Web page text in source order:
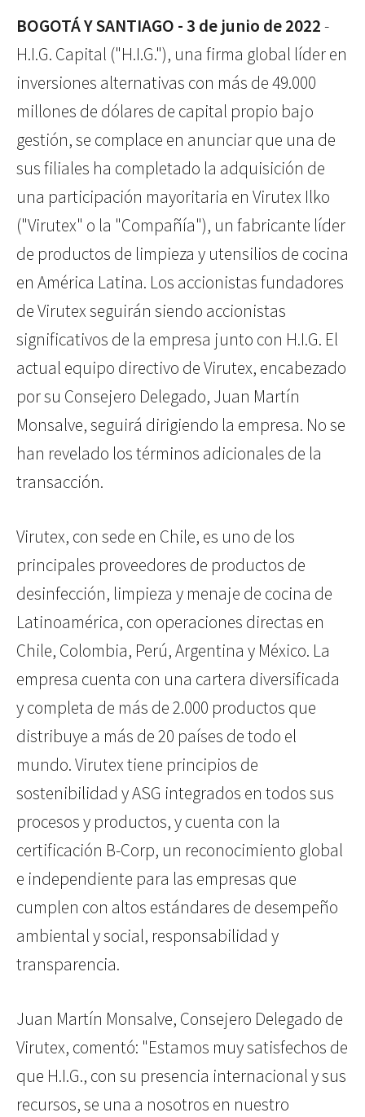
BOGOTÁ Y SANTIAGO - 3 de junio de 2022-
H.I.G. Capital ("H.I.G."), una firma global líder en
inversiones alternativas con más de 49.000
millones de dólares de capital propio bajo
gestión, se complace en anunciar que una de
sus filiales ha completado la adquisición de
una participación mayoritaria en Virutex Ilko
("Virutex" o la "Compañía"), un fabricante líder
de productos de limpieza y utensilios de cocina
en América Latina. Los accionistas fundadores
de Virutex seguirán siendo accionistas
significativos de la empresa junto con H.I.G. El
actual equipo directivo de Virutex, encabezado
por su Consejero Delegado, Juan Martín
Monsalve, seguirá dirigiendo la empresa. No se
han revelado los términos adicionales de la
transacción.
Virutex, con sede en Chile, es uno de los
principales proveedores de productos de
desinfección, limpieza y menaje de cocina de
Latinoamérica, con operaciones directas en
Chile, Colombia, Perú, Argentina y México. La
empresa cuenta con una cartera diversificada
y completa de más de 2.000 productos que
distribuye a más de 20 países de todo el
mundo. Virutex tiene principios de
sostenibilidad y ASG integrados en todos sus
procesos y productos, y cuenta con la
certificación B-Corp, un reconocimiento global
e independiente para las empresas que
cumplen con altos estándares de desempeño
ambiental y social, responsabilidad y
transparencia.
Juan Martín Monsalve, Consejero Delegado de
Virutex, comentó: "Estamos muy satisfechos de
que H.I.G., con su presencia internacional y sus
recursos, se una a nosotros en nuestro